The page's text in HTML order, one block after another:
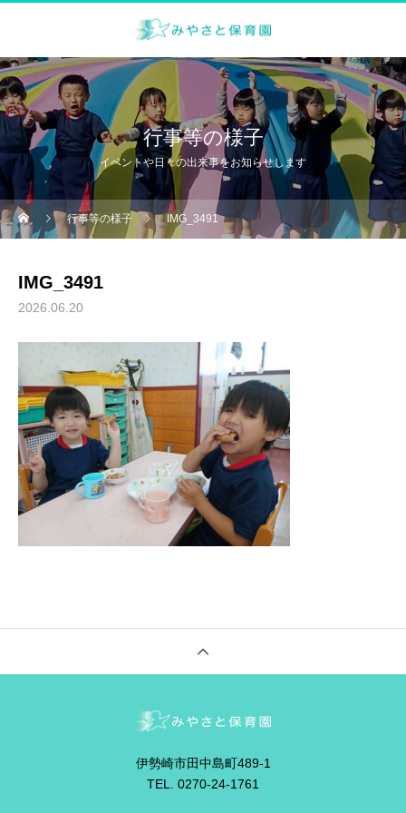
行事等の様子
イベントや日々の出来事をお知らせします
行事等の様子 IMG_3491
IMG_3491
2026.06.20
伊勢崎市田中島町489-1
TEL. 0270-24-1761